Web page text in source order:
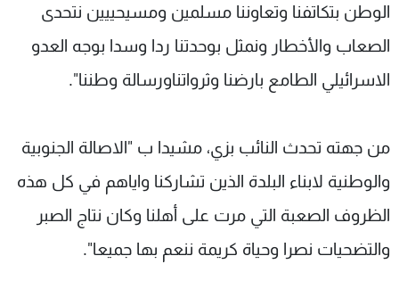
الوطن بتكاتفنا وتعاوننا مسلمين ومسيحييين نتحدى
الصعاب والأخطار ونمثل بوحدتنا ردا وسدا بوجه العدو
الاسرائيلي الطامع بارضنا وثرواتناورسالة وطننا".
من جهته تحدث النائب بزي، مشيدا ب "الاصالة الجنوبية
والوطنية لابناء البلدة الذين تشاركنا واياهم في كل هذه
الظروف الصعبة التي مرت على أهلنا وكان نتاج الصبر
والتضحيات نصرا وحياة كريمة ننعم بها جميعا".